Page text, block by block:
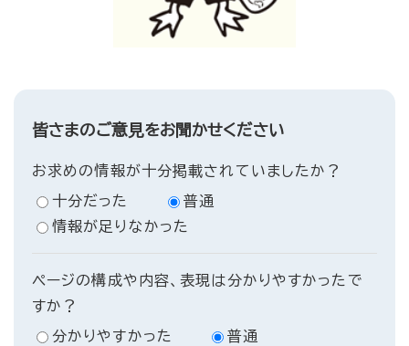
皆さまのご意見をお聞かせください
お求めの情報が十分掲載されていましたか？
十分だった
普通
情報が足りなかった
ページの構成や内容、表現は分かりやすかったで
すか？
分かりやすかった 普通